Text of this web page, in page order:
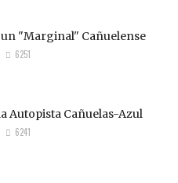
un "Marginal" Cañuelense
6251
Autopista Cañuelas-Azul
6241